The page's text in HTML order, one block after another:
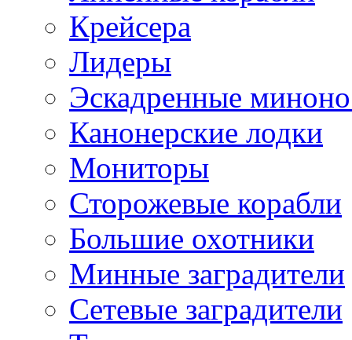
Крейсера
Лидеры
Эскадренные
Канонерские лодки
Мониторы
Сторожевые корабли
Большие охотники
Минные заградители
Сетевые заградители